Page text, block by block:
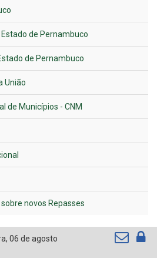
de Pernambuco
de Pernambuco
União
de Municípios - CNM
novos Repasses
, 06 de agosto